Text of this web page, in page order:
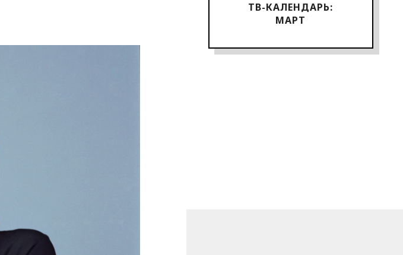
ТВ-КАЛЕНДАРЬ:
МАРТ